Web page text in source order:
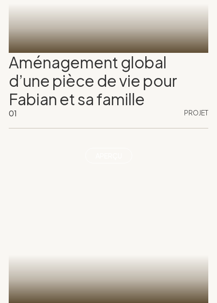
Aménagement global
d’une pièce de vie pour
Fabian et sa famille
01 PROJET